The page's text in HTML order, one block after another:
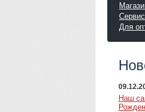
Сервис
Для
Наш